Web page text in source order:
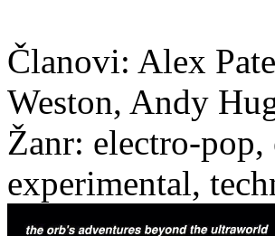
Članovi: Alex
Weston, Andy
Žanr: electro-
experimental,